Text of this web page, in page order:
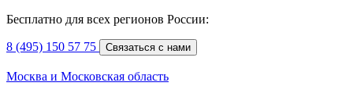
Бесплатно для всех регионов России:
8 (495) 150 57 75 Связаться с нами
Москва и Московская область